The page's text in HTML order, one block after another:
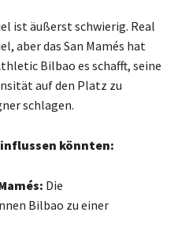
ist äußerst schwierig. Real
aber das San Mamés hat
Bilbao es schafft, seine
auf den Platz zu
schlagen.
könnten:
Die
Bilbao zu einer